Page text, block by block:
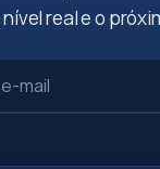
real e o